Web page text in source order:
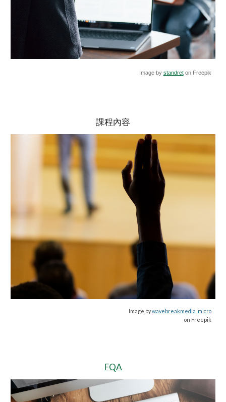
Image by standreton Freepik
課程內容
Image bywavebreakmedia_micro
on Freepik
FQA